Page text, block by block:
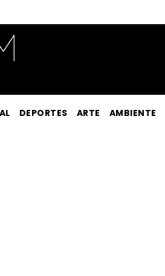
DEPORTES ARTE AMBIENTE